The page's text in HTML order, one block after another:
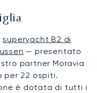
superyacht B2 di
— presentato
partner Moravia
per 22 ospiti.
è dotata di tutti i